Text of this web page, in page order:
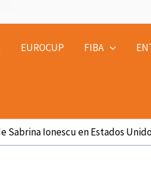
EUROCUP FIBA
Sabrina Ionescu en Estados